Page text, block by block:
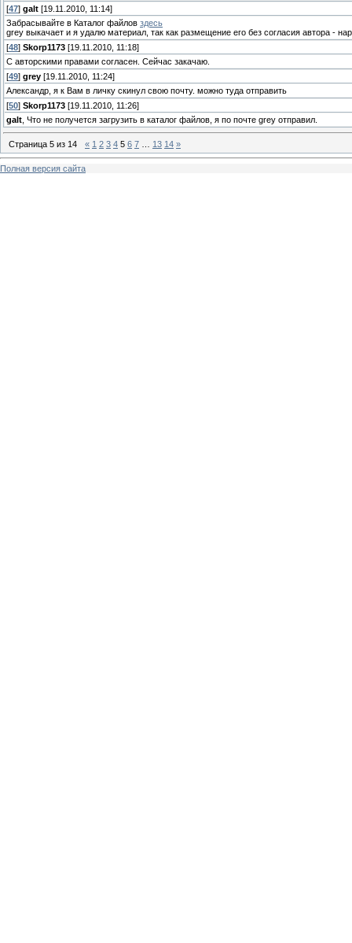
[47] galt [19.11.2010, 11:14]
Забрасывайте в Каталог файлов здесь
grey выкачает и я удалю материал, так как размещение его без согласия автора -
[48] Skorp1173 [19.11.2010, 11:18]
С авторскими правами согласен. Сейчас закачаю.
[49] grey [19.11.2010, 11:24]
Александр, я к Вам в личку скинул свою почту. можно туда отправить
[50] Skorp1173 [19.11.2010, 11:26]
galt , Что не получется загрузить в каталог файлов, я по почте grey отправил.
Страница 5 из 14 « 1 2 3 4 5 6 7 13 14 »
Полная версия сайта